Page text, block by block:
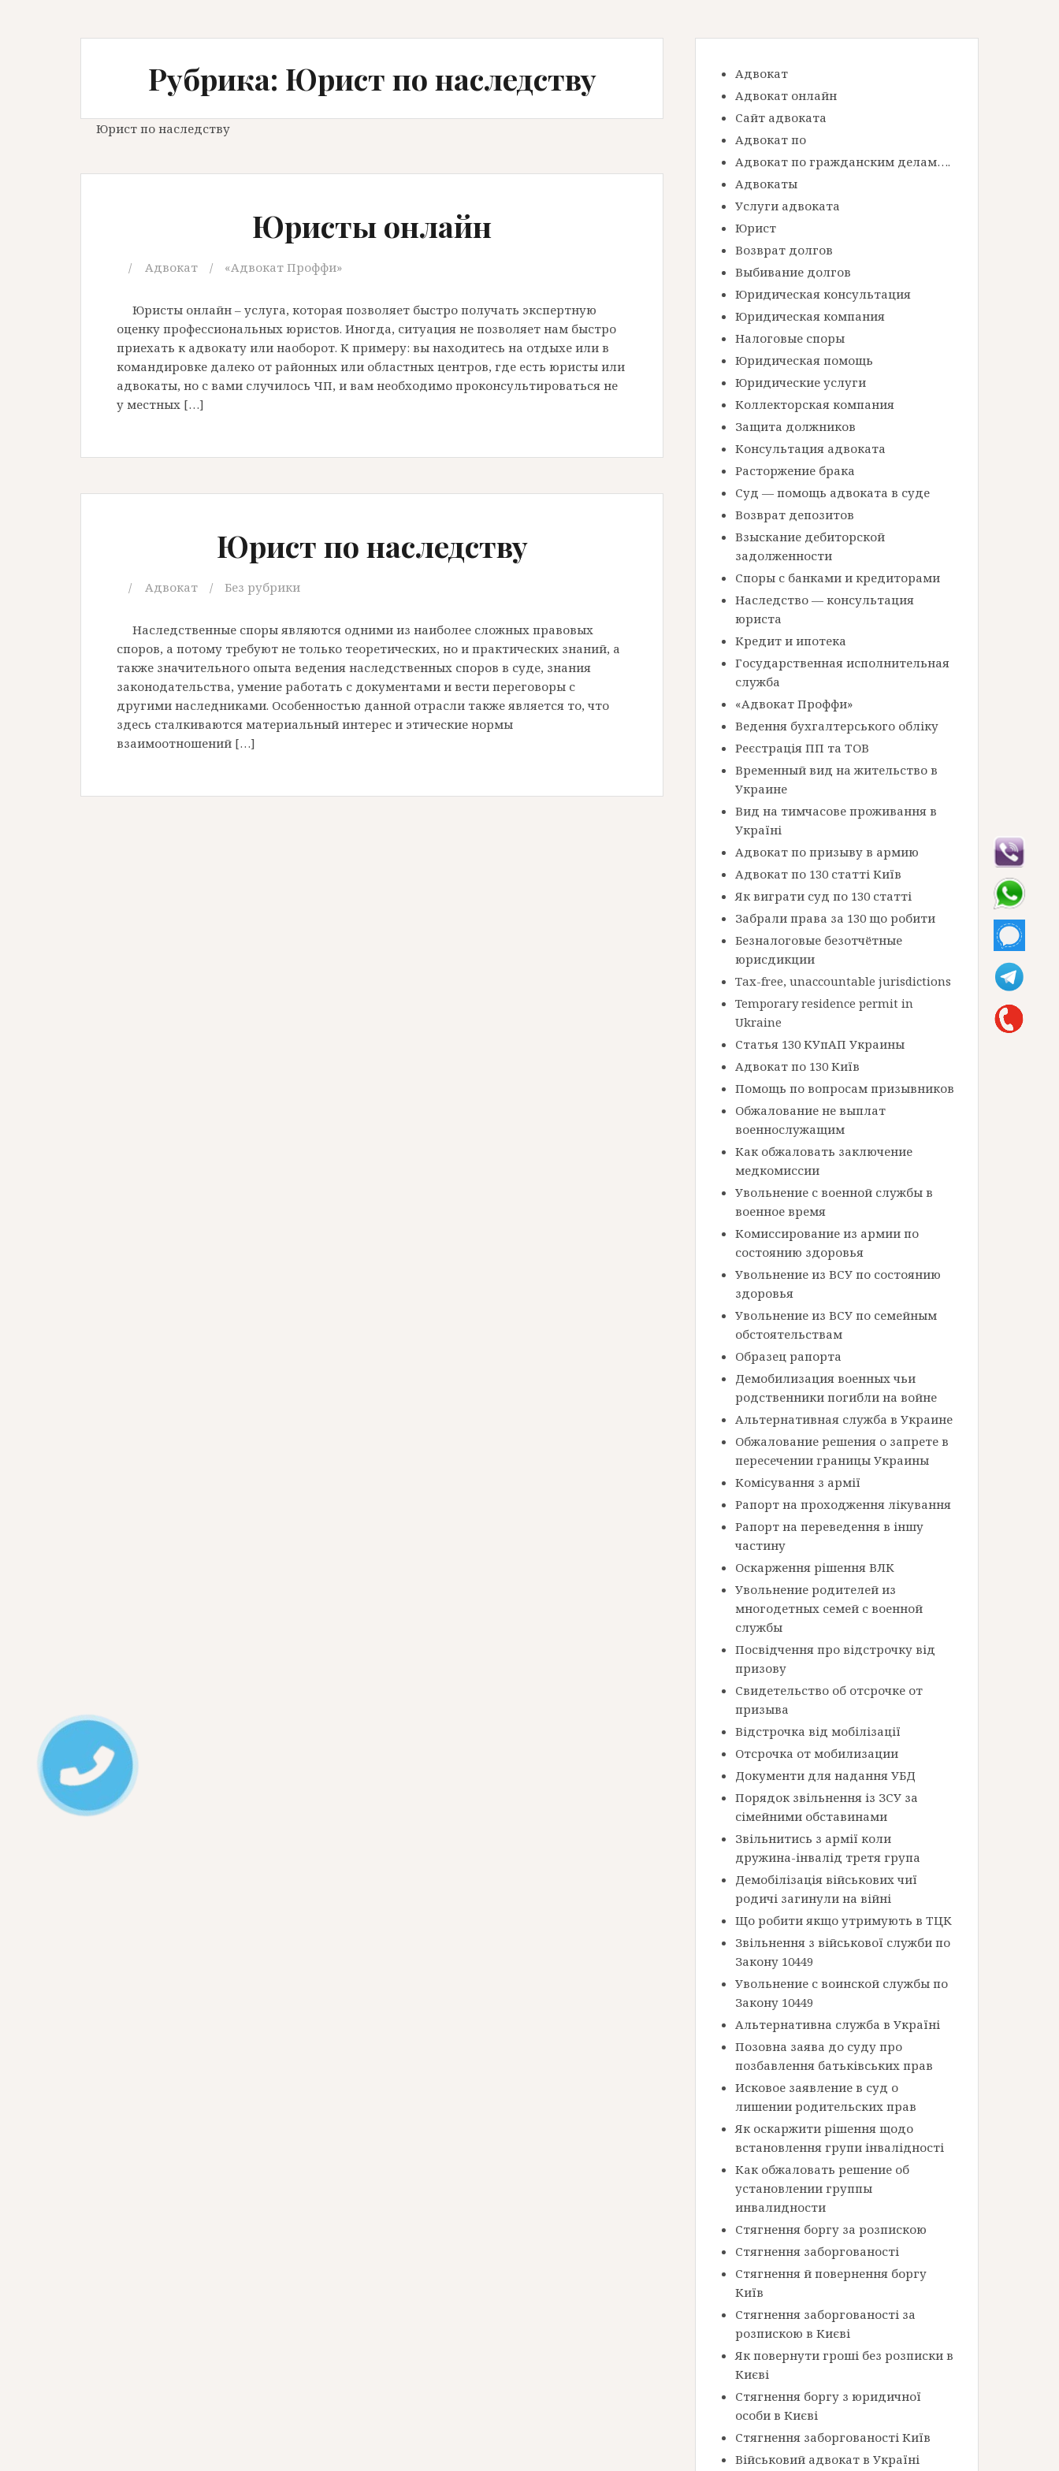
Рубрика: Юрист по наследству
Юрист по наследству
Юристы онлайн
Адвокат «Адвокат Проффи»
Юристы онлайн – услуга, которая позволяет быстро получать экспертную
оценку профессиональных юристов. Иногда, ситуация не позволяет нам быстро
приехать к адвокату или наоборот. К примеру: вы находитесь на отдыхе или в
командировке далеко от районных или областных центров, где есть юристы или
адвокаты, но с вами случилось ЧП, и вам необходимо проконсультироваться не
у местных […]
Юрист по наследству
Адвокат Без рубрики
Наследственные споры являются одними из наиболее сложных правовых
споров, а потому требуют не только теоретических, но и практических знаний, а
также значительного опыта ведения наследственных споров в суде, знания
законодательства, умение работать с документами и вести переговоры с
другими наследниками. Особенностью данной отрасли также является то, что
здесь сталкиваются материальный интерес и этические нормы
взаимоотношений […]
Адвокат
Адвокат онлайн
Сайт адвоката
Адвокат по
Адвокат по гражданским делам….
Адвокаты
Услуги адвоката
Юрист
Возврат долгов
Выбивание долгов
Юридическая консультация
Юридическая компания
Налоговые споры
Юридическая помощь
Юридические услуги
Коллекторская компания
Защита должников
Консультация адвоката
Расторжение брака
Суд — помощь адвоката в суде
Возврат депозитов
Взыскание дебиторской
задолженности
Споры с банками и кредиторами
Наследство — консультация
юриста
Кредит и ипотека
Государственная исполнительная
служба
«Адвокат Проффи»
Ведення бухгалтерського обліку
Реєстрація ПП та ТОВ
Временный вид на жительство в
Украине
Вид на тимчасове проживання в
Україні
Адвокат по призыву в армию
Адвокат по 130 статті Київ
Як виграти суд по 130 статті
Забрали права за 130 що робити
Безналоговые безотчётные
юрисдикции
Tax-free, unaccountable jurisdictions
Temporary residence permit in
Ukraine
Статья 130 КУпАП Украины
Адвокат по 130 Київ
Помощь по вопросам призывников
Обжалование не выплат
военнослужащим
Как обжаловать заключение
медкомиссии
Увольнение с военной службы в
военное время
Комиссирование из армии по
состоянию здоровья
Увольнение из ВСУ по состоянию
здоровья
Увольнение из ВСУ по семейным
обстоятельствам
Образец рапорта
Демобилизация военных чьи
родственники погибли на войне
Альтернативная служба в Украине
Обжалование решения о запрете в
пересечении границы Украины
Комісування з армії
Рапорт на проходження лікування
Рапорт на переведення в іншу
частину
Оскарження рішення ВЛК
Увольнение родителей из
многодетных семей с военной
службы
Посвідчення про відстрочку від
призову
Свидетельство об отсрочке от
призыва
Відстрочка від мобілізації
Отсрочка от мобилизации
Документи для надання УБД
Порядок звільнення із ЗСУ за
сімейними обставинами
Звільнитись з армії коли
дружина-інвалід третя група
Демобілізація військових чиї
родичі загинули на війні
Що робити якщо утримують в ТЦК
Звільнення з військової служби по
Закону 10449
Увольнение с воинской службы по
Закону 10449
Альтернативна служба в Україні
Позовна заява до суду про
позбавлення батьківських прав
Исковое заявление в суд о
лишении родительских прав
Як оскаржити рішення щодо
встановлення групи інвалідності
Как обжаловать решение об
установлении группы
инвалидности
Стягнення боргу за розпискою
Стягнення заборгованості
Стягнення й повернення боргу
Київ
Стягнення заборгованості за
розпискою в Києві
Як повернути гроші без розписки в
Києві
Стягнення боргу з юридичної
особи в Києві
Стягнення заборгованості Київ
Військовий адвокат в Україні